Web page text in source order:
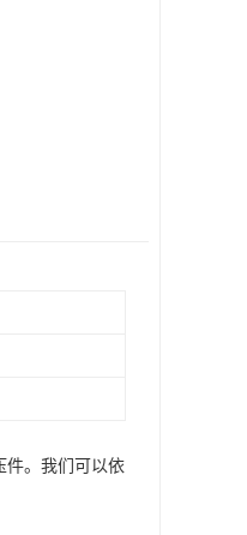
件。我们可以依